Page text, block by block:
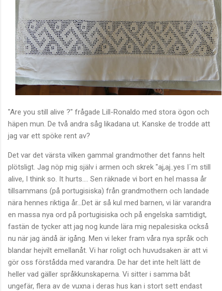
"Are you still alive ?" frågade Lill-Ronaldo med stora ögon och
häpen mun. De två andra såg likadana ut. Kanske de trodde att
jag var ett spöke rent av?
Det var det värsta vilken gammal grandmother det fanns helt
plötsligt. Jag nöp mig själv i armen och skrek "aj,aj..yes I´m still
alive, I think so. It hurts.... Sen räknade vi bort en hel massa år
tillsammans (på portugisiska) från grandmothern och landade
nära hennes riktiga år...Det är så kul med barnen, vi lär varandra
en massa nya ord på portugisiska och på engelska samtidigt,
fastän de tycker att jag nog kunde lära mig nepalesiska också
nu när jag ändå är igång. Men vi leker fram våra nya språk och
blandar hejvilt emellanåt. Vi har roligt och huvudsaken är att vi
gör oss förstådda med varandra. De har det inte helt lätt de
heller vad gäller språkkunskaperna. Vi sitter i samma båt
ungefär, flera av de vuxna i deras hus kan i stort sett endast